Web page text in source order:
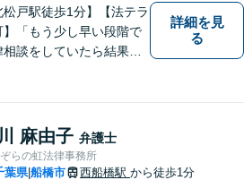
】松戸駅徒歩1分】【法テラ
】「もう少し早い段階で
談をしていたら結果が
さんの明るい未来をサ
トします。【電話相談
詳細を見
る
麻由子 弁護士
らの虹法律事務所
葉県|船橋市 西船橋駅 から徒歩1分